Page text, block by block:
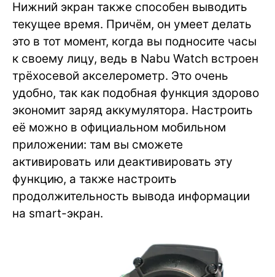
Нижний экран также способен выводить
текущее время. Причём, он умеет делать
это в тот момент, когда вы подносите часы
к своему лицу, ведь в Nabu Watch встроен
трёхосевой акселерометр. Это очень
удобно, так как подобная функция здорово
экономит заряд аккумулятора. Настроить
её можно в официальном мобильном
приложении: там вы сможете
активировать или деактивировать эту
функцию, а также настроить
продолжительность вывода информации
на smart-экран.